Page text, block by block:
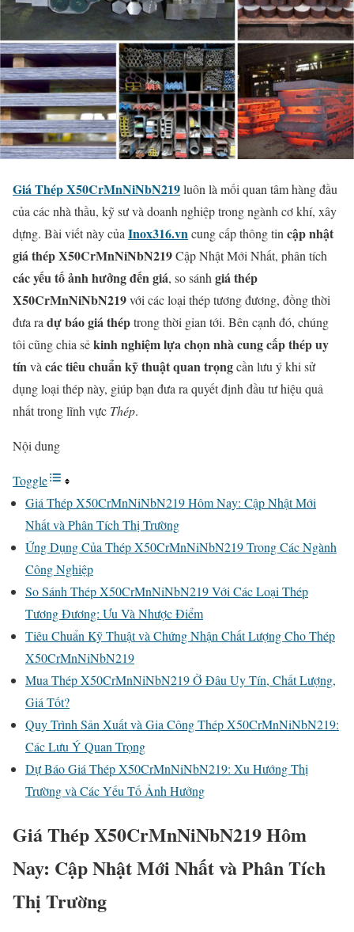
Giá Thép X50CrMnNiNbN219luôn là mối quan tâm hàng đầu
của các nhà thầu, kỹ sư và doanh nghiệp trong ngành cơ khí, xây
dựng. Bài viết này của Inox316.vncung cấp thông tin cập nhật
giá thép X50CrMnNiNbN219Cập Nhật Mới Nhất, phân tích
các yếu tố ảnh hưởng đến giá, so sánh giá thép
X50CrMnNiNbN219với các loại thép tương đương, đồng thời
đưa ra dự báo giá théptrong thời gian tới. Bên cạnh đó, chúng
tôi cũng chia sẻkinh nghiệm lựa chọn nhà cung cấp thép uy
tínvà các tiêu chuẩn kỹ thuật quan trọngcần lưu ý khi sử
dụng loại thép này, giúp bạn đưa ra quyết định đầu tư hiệu quả
nhất trong lĩnh vực Thép.
Nội dung
Toggle
Giá Thép X50CrMnNiNbN219 Hôm Nay: Cập Nhật Mới
Nhất và Phân Tích Thị Trường
Ứng Dụng Của Thép X50CrMnNiNbN219 Trong Các Ngành
Công Nghiệp
So Sánh Thép X50CrMnNiNbN219 Với Các Loại Thép
Tương Đương: Ưu Và Nhược Điểm
Tiêu Chuẩn Kỹ Thuật và Chứng Nhận Chất Lượng Cho Thép
X50CrMnNiNbN219
Mua Thép X50CrMnNiNbN219 Ở Đâu Uy Tín, Chất Lượng,
Giá Tốt?
Quy Trình Sản Xuất và Gia Công Thép X50CrMnNiNbN219:
Các Lưu Ý Quan Trọng
Dự Báo Giá Thép X50CrMnNiNbN219: Xu Hướng Thị
Trường và Các Yếu Tố Ảnh Hưởng
Giá Thép X50CrMnNiNbN219 Hôm
Nay: Cập Nhật Mới Nhất và Phân Tích
Thị Trường